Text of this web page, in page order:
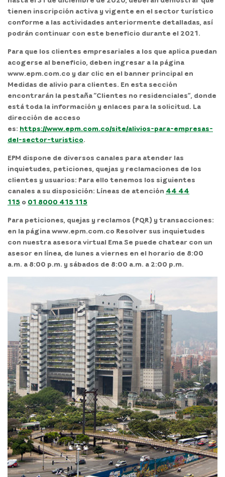
tienen inscripción activa y vigente en el sector turístico
conforme a las actividades anteriormente detalladas, así
podrán continuar con este beneficio durante el 2021.
Para que los clientes empresariales a los que aplica puedan
acogerse al beneficio, deben ingresar a la página
www.epm.com.co y dar clic en el banner principal en
Medidas de alivio para clientes. En esta sección
encontrarán la pestaña “Clientes no residenciales”, donde
está toda la información y enlaces para la solicitud. La
dirección de acceso
es: https://www.epm.com.co/site/alivios-para-empresas-
del-sector-turistico.
EPM dispone de diversos canales para atender las
inquietudes, peticiones, quejas y reclamaciones de los
clientes y usuarios: Para ello tenemos los siguientes
canales a su disposición: Líneas de atención 44 44
115 o 01 8000 415 115
Para peticiones, quejas y reclamos (PQR) y transacciones:
en la página www.epm.com.co Resolver sus inquietudes
con nuestra asesora virtual Ema Se puede chatear con un
asesor en línea, de lunes a viernes en el horario de 8:00
a.m. a 8:00 p.m. y sábados de 8:00 a.m. a 2:00 p.m.